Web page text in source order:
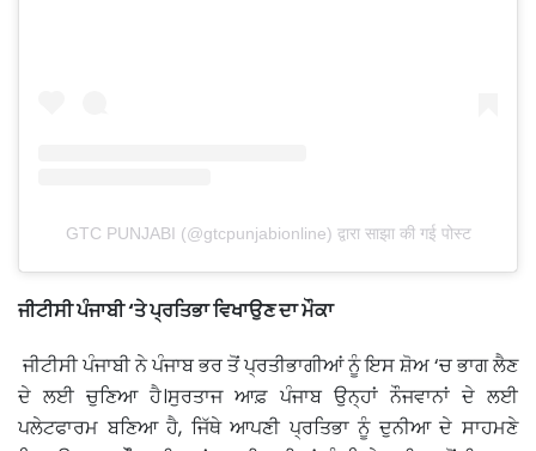
GTC PUNJABI (@gtcpunjabionline) द्वारा साझा की गई पोस्ट
ਜੀਟੀਸੀ ਪੰਜਾਬੀ ‘ਤੇ ਪ੍ਰਤਿਭਾ ਵਿਖਾਉਣ ਦਾ ਮੌਕਾ
ਜੀਟੀਸੀ ਪੰਜਾਬੀ ਨੇ ਪੰਜਾਬ ਭਰ ਤੋਂ ਪ੍ਰਤੀਭਾਗੀਆਂ ਨੂੰ ਇਸ ਸ਼ੋਅ ‘ਚ ਭਾਗ ਲੈਣ
ਦੇ ਲਈ ਚੁਣਿਆ ਹੈ।ਸੁਰਤਾਜ ਆਫ਼ ਪੰਜਾਬ ਉਨ੍ਹਾਂ ਨੌਜਵਾਨਾਂ ਦੇ ਲਈ
ਪਲੇਟਫਾਰਮ ਬਣਿਆ ਹੈ, ਜਿੱਥੇ ਆਪਣੀ ਪ੍ਰਤਿਭਾ ਨੂੰ ਦੁਨੀਆ ਦੇ ਸਾਹਮਣੇ